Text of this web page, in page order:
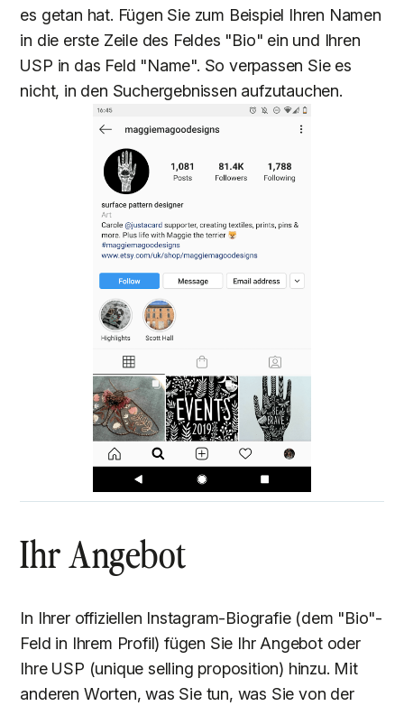
es getan hat. Fügen Sie zum Beispiel Ihren Namen
in die erste Zeile des Feldes "Bio" ein und Ihren
USP in das Feld "Name". So verpassen Sie es
nicht, in den Suchergebnissen aufzutauchen.
Ihr Angebot
In Ihrer offiziellen Instagram-Biografie (dem "Bio"-
Feld in Ihrem Profil) fügen Sie Ihr Angebot oder
Ihre USP (unique selling proposition) hinzu. Mit
anderen Worten, was Sie tun, was Sie von der